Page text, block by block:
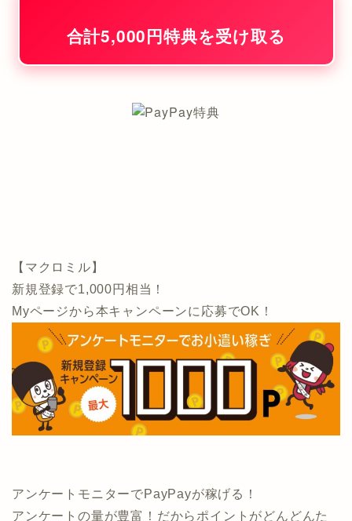
合計5,000円特典を受け取る
【マクロミル】
新規登録で1,000円相当！
Myページから本キャンペーンに応募でOK！
アンケートモニターでPayPayが稼げる！
アンケートの量が豊富！だからポイントがどんどんた